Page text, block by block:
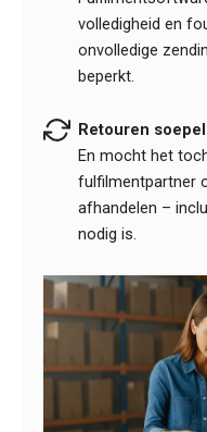
volledigheid en
onvolledige
beperkt.
Retouren
En mocht het
fulfilmentpartner
afhandelen –
nodig is.